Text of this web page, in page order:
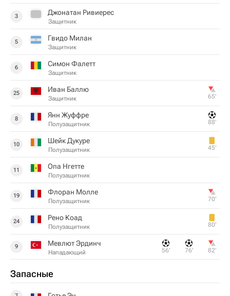
3 Джонатан Ривиерес
Защитник
5 Гвидо Милан
Защитник
6 Симон Фалетт
Защитник
25 Иван Баллю
Защитник 65‎’‎
8 Янн Жуффре
Полузащитник 88‎’‎
10 Шейк Дукуре
Полузащитник 45‎’‎
11 Опа Нгетте
Полузащитник
19 Флоран Молле
Полузащитник 70‎’‎
24 Рено Коад
Полузащитник 80‎’‎
9 Мевлют Эрдинч
Нападающий 56‎’‎ 76‎’‎ 82‎’‎
Запасные